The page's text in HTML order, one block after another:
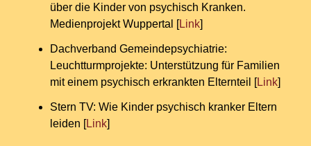
über die Kinder von psychisch Kranken.
Medienprojekt Wuppertal [Link]
Dachverband Gemeindepsychiatrie:
Leuchtturmprojekte: Unterstützung für Familien
mit einem psychisch erkrankten Elternteil [Link]
Stern TV: Wie Kinder psychisch kranker Eltern
leiden [Link]